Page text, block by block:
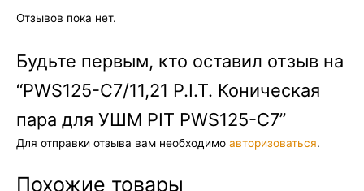
Отзывов пока нет.
Будьте первым, кто оставил отзыв на
“PWS125-C7/11,21 P.I.T. Коническая
пара для УШМ PIT PWS125-C7”
Для отправки отзыва вам необходимо авторизоваться.
Похожие товары